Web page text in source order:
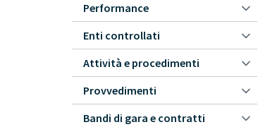
Performance
Enti controllati
Attività e procedimenti
Provvedimenti
Bandi di gara e contratti